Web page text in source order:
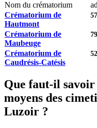
Nom du crématorium
Crématorium de
Hautmont
Crématorium de
Maubeuge
Crématorium de
Caudrésis-Catésis
Que faut-il savoir
moyens des
Luzoir ?